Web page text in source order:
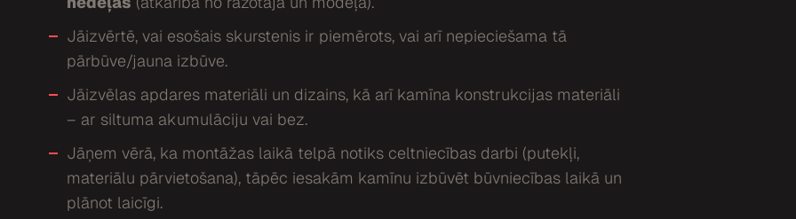
Jāizvērtē, vai esošais skurstenis ir piemērots, vai arī nepieciešama tā
pārbūve/jauna izbūve.
Jāizvēlas apdares materiāli un dizains, kā arī kamīna konstrukcijas materiāli
– ar siltuma akumulāciju vai bez.
Jāņem vērā, ka montāžas laikā telpā notiks celtniecības darbi (putekļi,
materiālu pārvietošana), tāpēc iesakām kamīnu izbūvēt būvniecības laikā un
plānot laicīgi.